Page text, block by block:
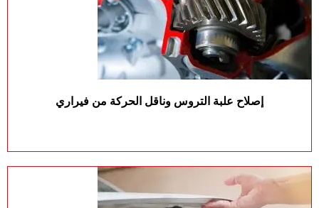
إصلاح علبة التروس وناقل الحركة من فيراري